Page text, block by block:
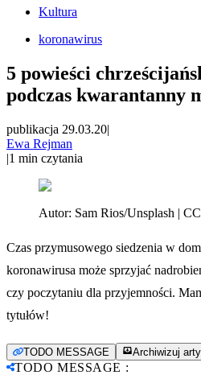
Kultura
koronawirus
5 powieści
podczas kwarantanny
publikacja 29.03.20|
Ewa Rejman
|1 min czytania
Autor: Sam Rios/Unsplash |
Czas przymusowego siedzenia w
koronawirusa może sprzyjać
czy poczytaniu dla przyjemności.
tytułów!
TODO MESSAGE Archiwizuj
TODO MESSAGE :